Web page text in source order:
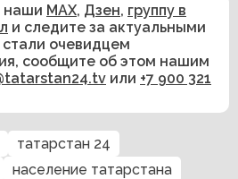
наши MAX, Дзен, группу в
и следите за актуальными
очевидцем
сообщите об этом нашим
или +7 900 321
татарстан 24
население татарстана